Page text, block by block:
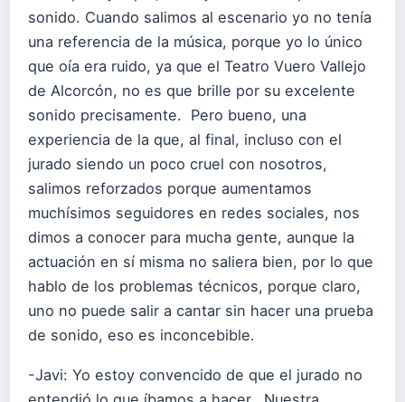
sonido. Cuando salimos al escenario yo no tenía
una referencia de la música, porque yo lo único
que oía era ruido, ya que el Teatro Vuero Vallejo
de Alcorcón, no es que brille por su excelente
sonido precisamente. Pero bueno, una
experiencia de la que, al final, incluso con el
jurado siendo un poco cruel con nosotros,
salimos reforzados porque aumentamos
muchísimos seguidores en redes sociales, nos
dimos a conocer para mucha gente, aunque la
actuación en sí misma no saliera bien, por lo que
hablo de los problemas técnicos, porque claro,
uno no puede salir a cantar sin hacer una prueba
de sonido, eso es inconcebible.
-Javi: Yo estoy convencido de que el jurado no